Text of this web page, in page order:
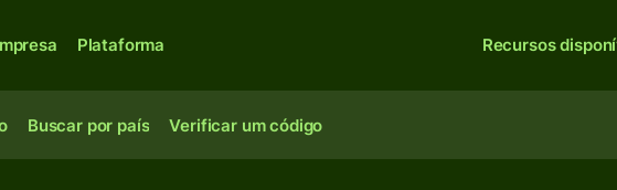
Plataforma Recursos
Buscar por país Verificar um código